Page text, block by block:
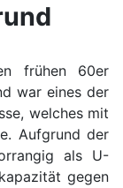
frühen 60er
war eines der
welches mit
Aufgrund der
als U-
gegen